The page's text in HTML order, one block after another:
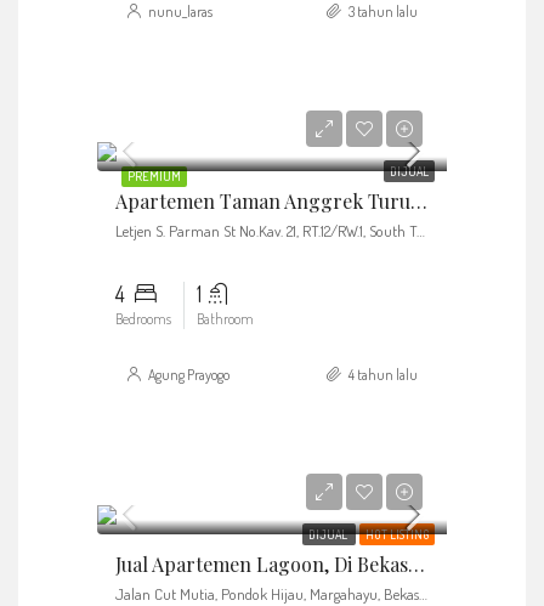
nunu_laras 3 tahun lalu
PREMIUM DIJUAL
Apartemen Taman Anggrek Turun Harga Dari 3.5 M Menjadi 3 M
Letjen S. Parman St No.Kav. 21, RT.12/RW.1, South Tanjung Duren, Grogol petamburan, West Jakarta City, Jakarta 11470
4
Bedrooms
1
Bathroom
Agung Prayogo 4 tahun lalu
DIJUAL HOT LISTING
Jual Apartemen Lagoon, Di Bekasi Town Square Bekasi